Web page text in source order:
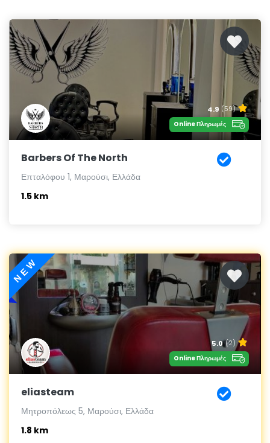
4.9 (59)
Online Πληρωμές
Barbers Of The North
Επταλόφου 1, Μαρούσι, Ελλάδα
1.5 km
NEW
5.0 (2)
Online Πληρωμές
eliasteam
Μητροπόλεως 5, Μαρούσι, Ελλάδα
1.8 km